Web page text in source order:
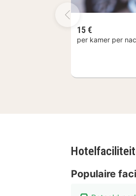
15 €
per kamer per
Populaire